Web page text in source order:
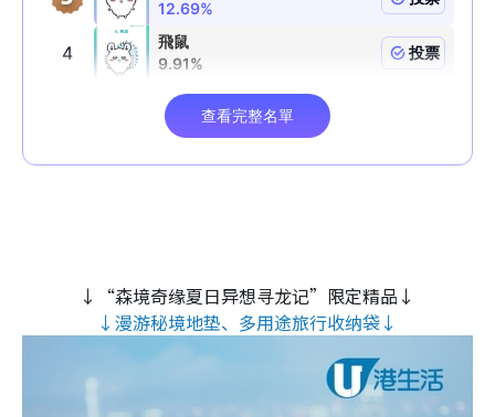
↓“森境奇缘夏日异想寻龙记”限定精品↓
↓漫游秘境地垫、多用途旅行收纳袋↓